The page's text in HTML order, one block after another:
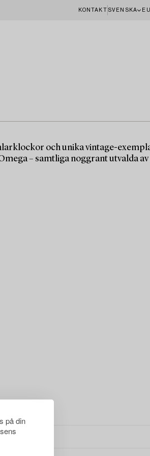
på din
KONTAKT SVENSKA
och unika vintage-
– samtliga noggrant utvalda